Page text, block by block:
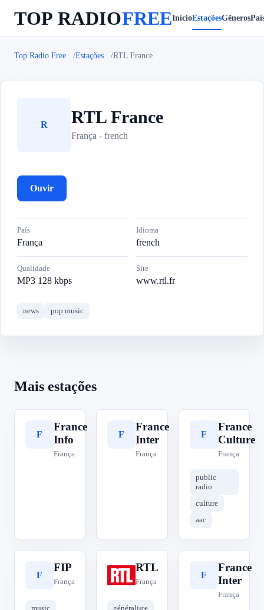
TOP RADIOFREEInícioEstaçõesGêneros
Top Radio Free Estações RTL France
R RTL France
França - french
Ouvir
País
França
Idioma
french
Qualidade
MP3 128 kbps
Site
www.rtl.fr
news pop music
Mais estações
F
France
Info
França
F
France
Inter
França
F
France
Culture
França
public
radio
culture
aac
F
FIP
França
music
R
RTL
França
généraliste
F
France
Inter
França